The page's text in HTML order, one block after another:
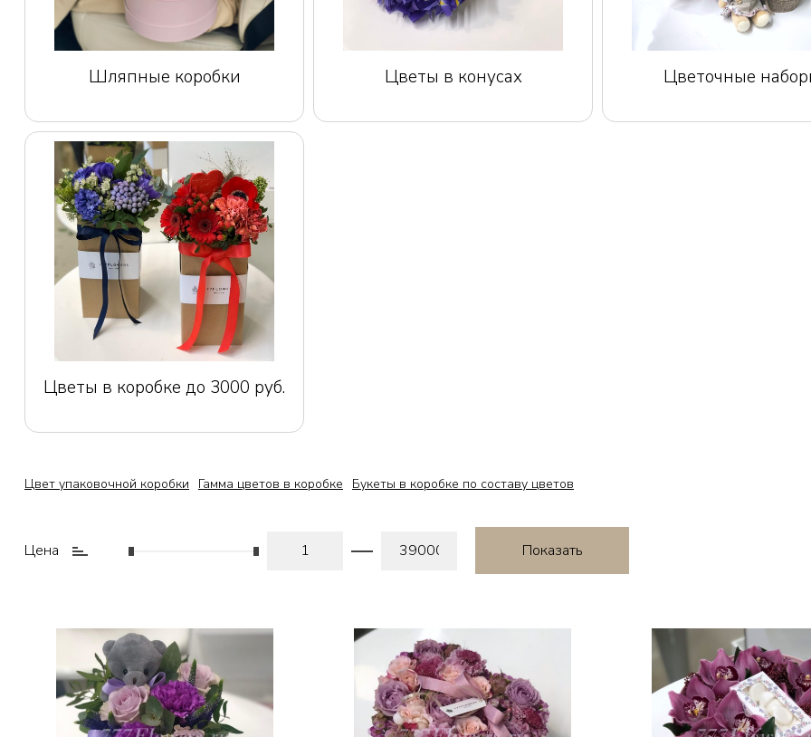
Шляпные коробки Цветы в конусах Цветочные
Цветы в коробке до 3000 руб.
Цвет упаковочной коробки Гамма цветов в коробке Букеты в коробке по составу цветов
Цена